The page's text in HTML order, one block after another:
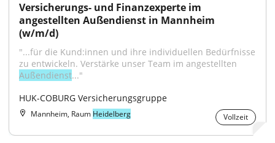
Versicherungs- und Finanzexperte im
angestellten Außendienst in Mannheim
(w/m/d)
"...für die Kund:innen und ihre individuellen Bedürfnisse
Außendienst..."
HUK-COBURG Versicherungsgruppe
Mannheim, Raum Heidelberg Vollzeit